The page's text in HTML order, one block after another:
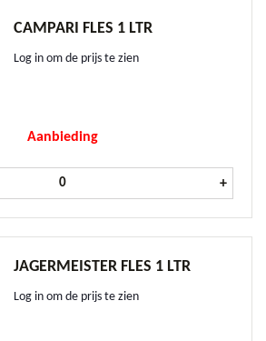
CAMPARI FLES 1 LTR
Log in om de prijs te zien
Aanbieding
Campari fles 1 ltr aantal +
JAGERMEISTER FLES 1 LTR
Log in om de prijs te zien